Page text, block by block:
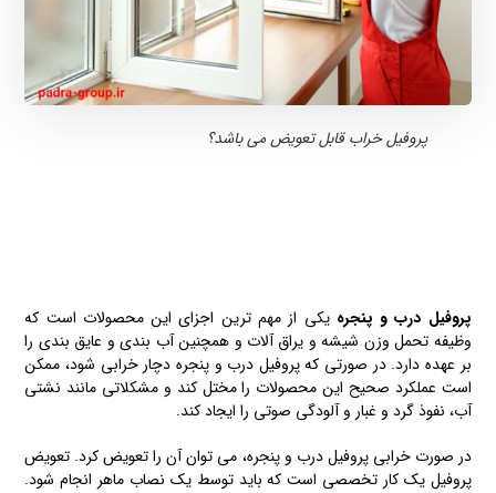
پروفیل خراب قابل تعویض می باشد؟
پروفیل درب و پنجره یکی از مهم ترین اجزای این محصولات است که
وظیفه تحمل وزن شیشه و یراق آلات و همچنین آب بندی و عایق بندی را
بر عهده دارد. در صورتی که پروفیل درب و پنجره دچار خرابی شود، ممکن
است عملکرد صحیح این محصولات را مختل کند و مشکلاتی مانند نشتی
آب، نفوذ گرد و غبار و آلودگی صوتی را ایجاد کند.
در صورت خرابی پروفیل درب و پنجره، می توان آن را تعویض کرد. تعویض
پروفیل یک کار تخصصی است که باید توسط یک نصاب ماهر انجام شود.